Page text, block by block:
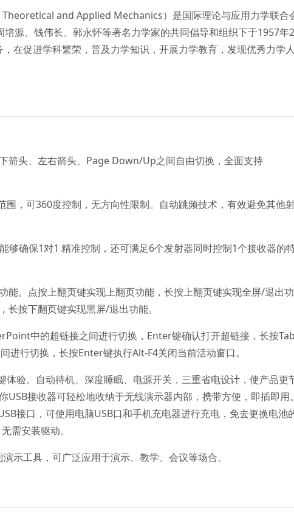
and Applied Mechanics）是国际理论与应用力学联合
培源、钱伟长、郭永怀等著名力学家的共同倡导和组织下于1957年
在促进学科繁荣，普及力学知识，开展力学教育，发现优秀力学
箭头、左右箭头、Page Down/Up之间自由切换，全面支持
围，可360度控制，无方向性限制。自动跳频技术，有效避免其他
够确保1对1 精准控制，还可满足6个发射器同时控制1个接收器的
能。点按上翻页键实现上翻页功能，长按上翻页键实现全屏/退出功
按下翻页键实现黑屏/退出功能。
中的超链接之间进行切换，Enter键确认打开超链接，长按
进行切换，长按Enter键执行Alt-F4关闭当前活动窗口。
体验。自动待机、深度睡眠、电源开关，三重省电设计，使产品更
USB接收器可轻松地收纳于无线演示器内部，携带方便，即插即用
接口，可使用电脑USB口和手机充电器进行充电，免去更换电池
需安装驱动。
示工具，可广泛应用于演示、教学、会议等场合。